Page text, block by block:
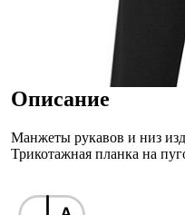
Описание
Манжеты рукавов и низ
Трикотажная планка на